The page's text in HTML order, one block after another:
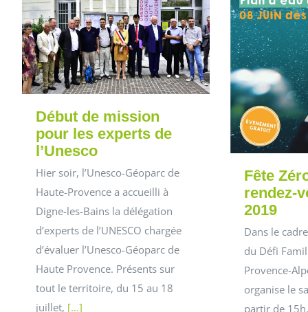
Début de mission
pour les experts de
l’Unesco
Hier soir, l’Unesco-Géoparc de
Haute-Provence a accueilli à
Digne-les-Bains la délégation
d’experts de l’UNESCO chargée
d’évaluer l’Unesco-Géoparc de
Haute Provence. Présents sur
tout le territoire, du 15 au 18
juillet, [...]
Fête
rendez-
2019
Dans le
du Défi
Provence-
organise le
partir de